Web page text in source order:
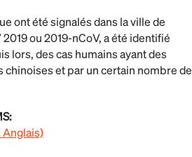
ont été signalés dans la ville de
ou 2019-nCoV, a été identifié
lors, des cas humains ayant des
et par un certain nombre de